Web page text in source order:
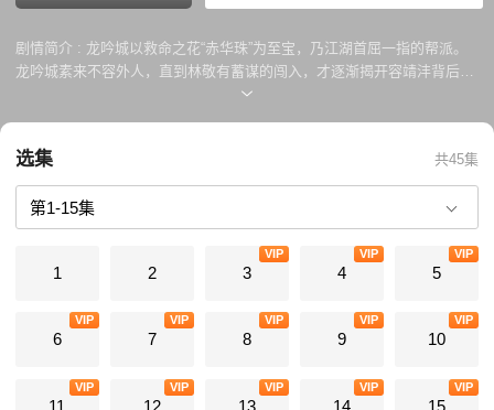
剧情简介 : 龙吟城以救命之花“赤华珠”为至宝，乃江湖首屈一指的帮派。
龙吟城素来不容外人，直到林敬有蓄谋的闯入，才逐渐揭开容靖沣背后隐
藏的秘密。与此同时，林敬与容婳彼此萌生情愫，二人一路追查，方觉龙
不同，但始终齐心与恶势力相抗，最终还江湖太平。
选集 共45集
1 2 3
VIP
4
VIP
5
VIP
6
VIP
7
VIP
8
VIP
9
VIP
10
VIP
11
VIP
12
VIP
13
VIP
14
VIP
15
VIP